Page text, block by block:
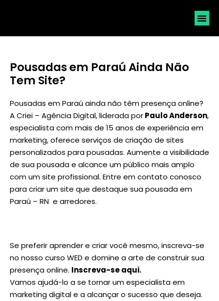
Pousadas em Paraú Ainda Não
Tem Site?
Pousadas em Paraú ainda não têm presença online?
A Criei – Agência Digital, liderada porPaulo Anderson,
especialista com mais de 15 anos de experiência em
marketing, oferece serviços de criação de sites
personalizados para pousadas. Aumente a visibilidade
de sua pousada e alcance um público mais amplo
com um site profissional. Entre em contato conosco
para criar um site que destaque sua pousada em
Paraú – RN e arredores.
Se preferir aprender e criar você mesmo, inscreva-se
no nosso curso WED e domine a arte de construir sua
presença online. Inscreva-se aqui.
Vamos ajudá-lo a se tornar um especialista em
marketing digital e a alcançar o sucesso que deseja.